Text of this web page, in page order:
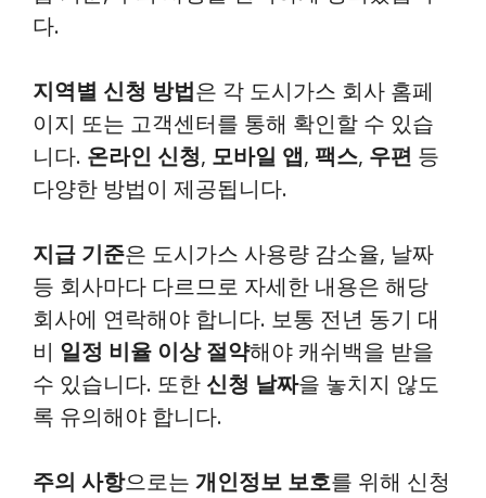
다.
지역별 신청 방법은 각 도시가스 회사 홈페
이지 또는 고객센터를 통해 확인할 수 있습
니다. 온라인 신청, 모바일 앱, 팩스, 우편 등
다양한 방법이 제공됩니다.
지급 기준은 도시가스 사용량 감소율, 날짜
등 회사마다 다르므로 자세한 내용은 해당
회사에 연락해야 합니다. 보통 전년 동기 대
비 일정 비율 이상 절약해야 캐쉬백을 받을
수 있습니다. 또한 신청 날짜을 놓치지 않도
록 유의해야 합니다.
주의 사항으로는 개인정보 보호를 위해 신청